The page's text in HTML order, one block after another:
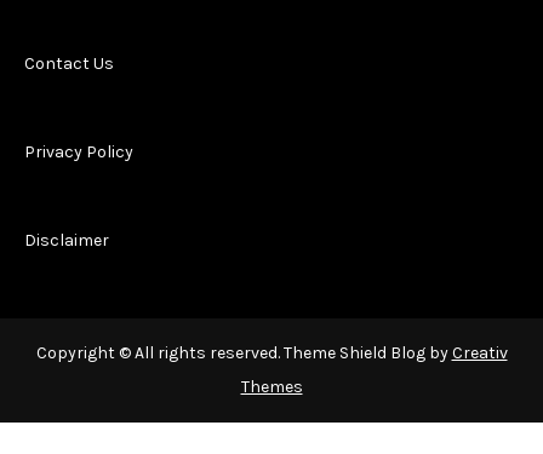
Contact Us
Privacy Policy
Disclaimer
Copyright © All rights reserved. Theme Shield Blog byCreativ
Themes